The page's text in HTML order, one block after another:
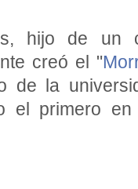
hijo de un
creó el "
de la
el primero